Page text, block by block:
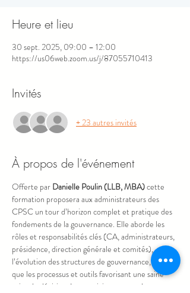
Heure et lieu
30 sept. 2025, 09:00 – 12:00
https://us06web.zoom.us/j/87055710413
Invités
+ 23 autres invités
À propos de l'événement
Offerte par Danielle Poulin (LLB, MBA) cette
formation proposera aux administrateurs des
CPSC un tour d’horizon complet et pratique des
fondements de la gouvernance. Elle aborde les
rôles et responsabilités clés (CA, administrateurs,
présidence, direction générale et comités),
l’évolution des structures de gouvernance, ainsi
que les processus et outils favorisant une saine
prise de décision. Les participant·es exploreront